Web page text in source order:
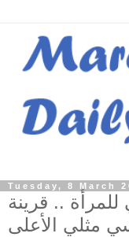
Tuesday, 8 March
.. قرينة
مثلي الأعلى